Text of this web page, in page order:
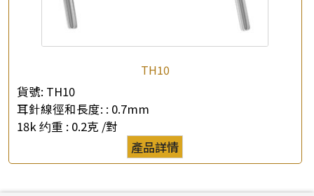
TH10
貨號: TH10
耳針線徑和長度: : 0.7mm
18k 约重 : 0.2克 /對
產品詳情